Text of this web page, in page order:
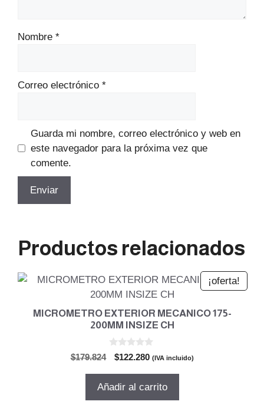
Nombre *
Correo electrónico *
Guarda mi nombre, correo electrónico y web en
este navegador para la próxima vez que
comente.
Productos relacionados
¡oferta!
MICROMETRO EXTERIOR MECANICO 175-
200MM INSIZE CH
$179.824
El
original
$122.280El
actual
(IVA incluido)
Añadir al carrito